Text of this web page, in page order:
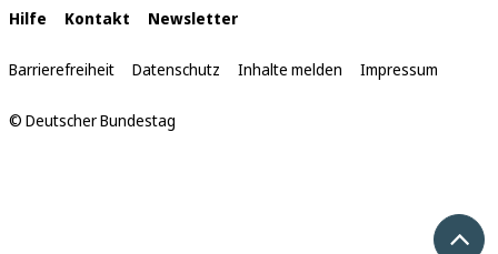
Interne
Links
Hilfe Kontakt Newsletter
Barrierefreiheit Datenschutz Inhalte melden Impressum
© Deutscher Bundestag